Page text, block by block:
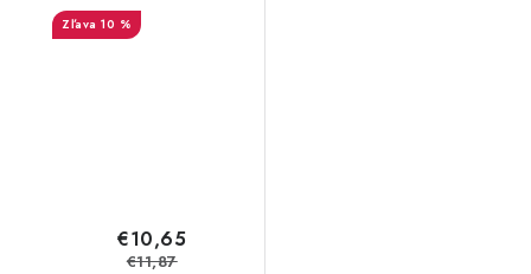
10 %
€10,65
€11,87